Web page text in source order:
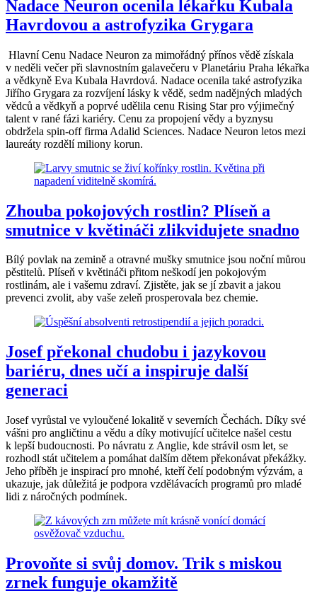
Nadace Neuron ocenila lékařku Kubala
Havrdovou a astrofyzika Grygara
Hlavní Cenu Nadace Neuron za mimořádný přínos vědě získala
v neděli večer při slavnostním galavečeru v Planetáriu Praha lékařka
a vědkyně Eva Kubala Havrdová. Nadace ocenila také astrofyzika
Jiřího Grygara za rozvíjení lásky k vědě, sedm nadějných mladých
vědců a vědkyň a poprvé udělila cenu Rising Star pro výjimečný
talent v rané fázi kariéry. Cenu za propojení vědy a byznysu
obdržela spin-off firma Adalid Sciences. Nadace Neuron letos mezi
laureáty rozdělí miliony korun.
Zhouba pokojových rostlin? Plíseň a
smutnice v květináči zlikvidujete snadno
Bílý povlak na zemině a otravné mušky smutnice jsou noční můrou
pěstitelů. Plíseň v květináči přitom neškodí jen pokojovým
rostlinám, ale i vašemu zdraví. Zjistěte, jak se jí zbavit a jakou
prevenci zvolit, aby vaše zeleň prosperovala bez chemie.
Josef překonal chudobu i jazykovou
bariéru, dnes učí a inspiruje další
generaci
Josef vyrůstal ve vyloučené lokalitě v severních Čechách. Díky své
vášni pro angličtinu a vědu a díky motivující učitelce našel cestu
k lepší budoucnosti. Po návratu z Anglie, kde strávil osm let, se
rozhodl stát učitelem a pomáhat dalším dětem překonávat překážky.
Jeho příběh je inspirací pro mnohé, kteří čelí podobným výzvám, a
ukazuje, jak důležitá je podpora vzdělávacích programů pro mladé
lidi z náročných podmínek.
Provoňte si svůj domov. Trik s miskou
zrnek funguje okamžitě